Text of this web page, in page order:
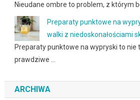
Nieudane ombre to problem, z którym
Preparaty punktowe na
walki z niedoskonałościami
Preparaty punktowe na wypryski to nie
prawdziwe …
ARCHIWA